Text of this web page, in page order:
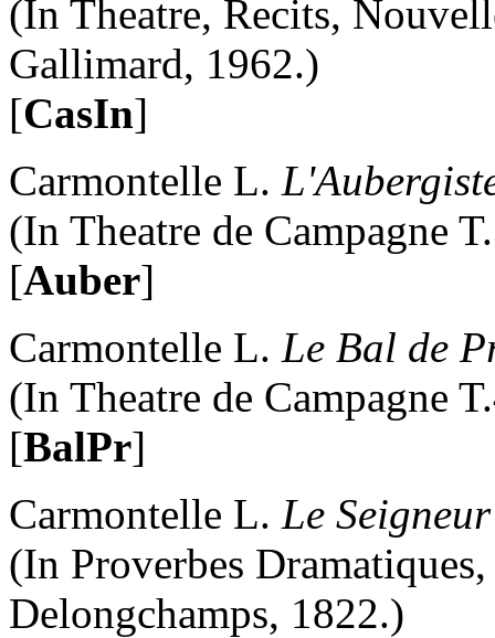
(In Theatre, Recits,
Gallimard, 1962.)
[CasIn]
Carmontelle L.
(In Theatre de Campagne
[Auber]
Carmontelle L. Le Bal de
(In Theatre de Campagne
[BalPr]
Carmontelle L. Le
(In Proverbes
Delongchamps, 1822.)